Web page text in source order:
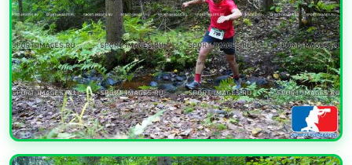
УВЕЛИЧИТЬ